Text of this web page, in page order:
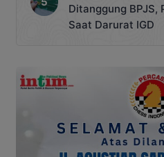
Ditanggung BPJS,
Saat Darurat IGD